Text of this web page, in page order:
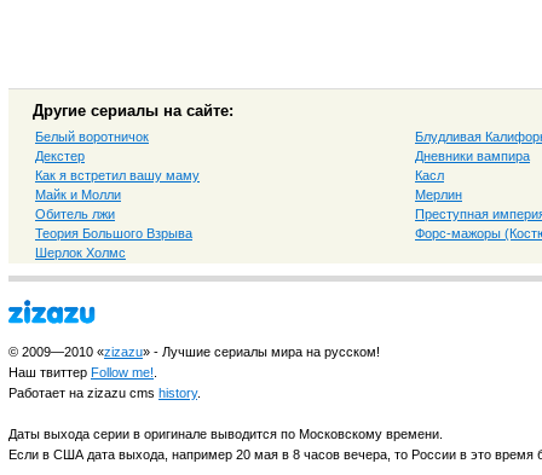
Другие сериалы на сайте:
Белый воротничок
Блудливая
Декстер
Дневники вампира
Как я встретил вашу маму
Касл
Майк и Молли
Мерлин
Обитель лжи
Преступная
Теория Большого Взрыва
Форс-мажоры
Шерлок Холмс
© 2009—2010 «zizazu» - Лучшие сериалы мира на русском!
Наш твиттер Follow me!
Работает на zizazu cms history.
Даты выхода серии в оригинале выводится по Московскому времени.
Если в США дата выхода, например 20 мая в 8 часов вечера, то России в это время